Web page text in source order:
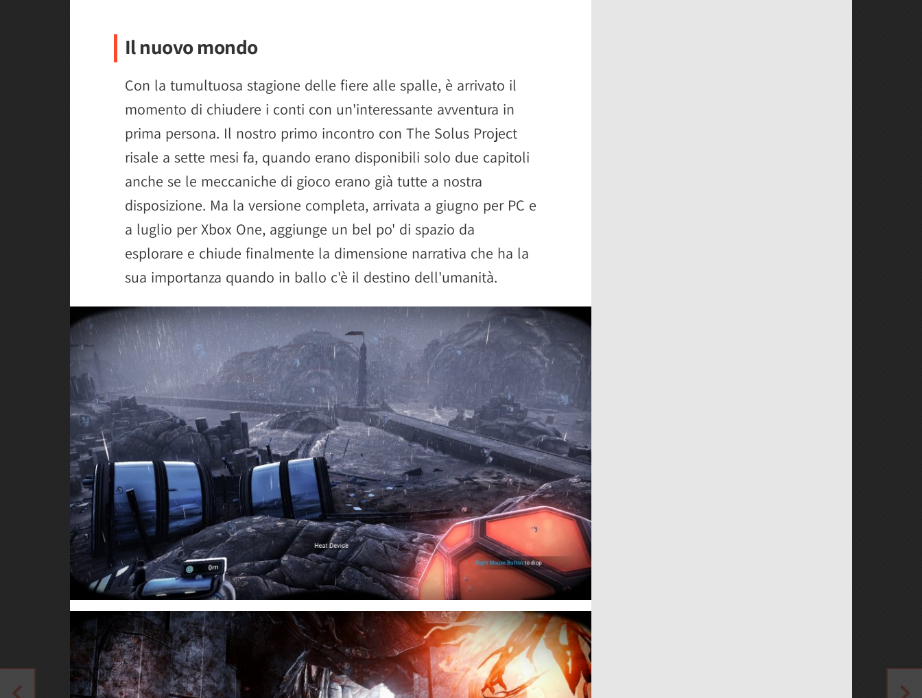
Il nuovo mondo
Con la tumultuosa stagione delle fiere alle spalle, è arrivato il
momento di chiudere i conti con un'interessante avventura in
prima persona. Il nostro primo incontro con The Solus Project
risale a sette mesi fa, quando erano disponibili solo due capitoli
anche se le meccaniche di gioco erano già tutte a nostra
disposizione. Ma la versione completa, arrivata a giugno per PC e
a luglio per Xbox One, aggiunge un bel po' di spazio da
esplorare e chiude finalmente la dimensione narrativa che ha la
sua importanza quando in ballo c'è il destino dell'umanità.